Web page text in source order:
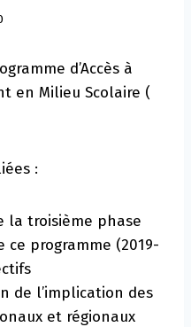
d’Accès à
en Milieu Scolaire (
:
la troisième phase
ce programme (2019-
de l’implication des
et régionaux